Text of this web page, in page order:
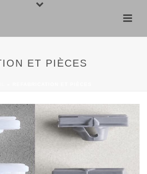
ET PIÈCES